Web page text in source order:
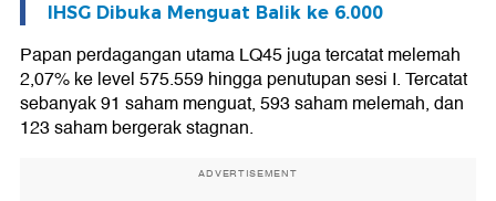
IHSG Dibuka Menguat Balik ke 6.000
Papan perdagangan utama LQ45 juga tercatat melemah
2,07% ke level 575.559 hingga penutupan sesi I. Tercatat
sebanyak 91 saham menguat, 593 saham melemah, dan
123 saham bergerak stagnan.
ADVERTISEMENT